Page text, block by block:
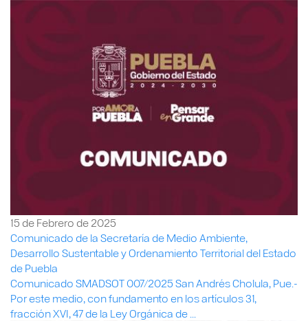
15 de Febrero de 2025
Comunicado de la Secretaría de Medio Ambiente,
Desarrollo Sustentable y Ordenamiento Territorial del Estado
de Puebla
Comunicado SMADSOT 007/2025 San Andrés Cholula, Pue.-
Por este medio, con fundamento en los artículos 31,
fracción XVI, 47 de la Ley Orgánica de ...